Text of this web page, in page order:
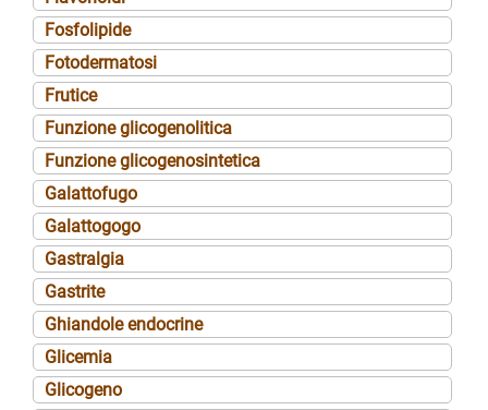
Fosfolipide
Fotodermatosi
Frutice
Funzione glicogenolitica
Funzione glicogenosintetica
Galattofugo
Galattogogo
Gastralgia
Gastrite
Ghiandole endocrine
Glicemia
Glicogeno